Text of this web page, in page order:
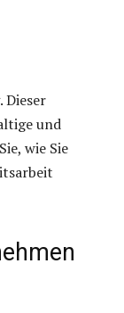
Dieser
und
wie Sie